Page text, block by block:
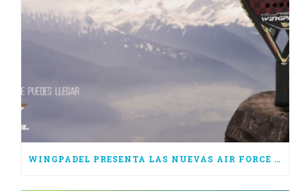
WINGPADEL PRESENTA LAS NUEVAS AIR FORCE 3.0